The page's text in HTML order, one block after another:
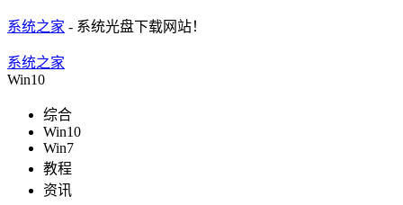
系统之家 - 系统光盘下载网站！
系统之家
Win10
综合
Win10
Win7
教程
资讯